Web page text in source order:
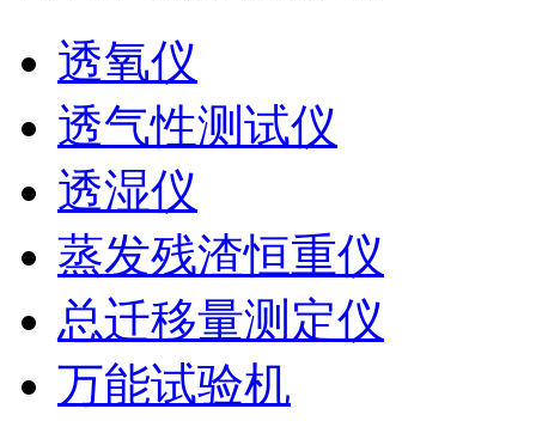
透氧仪
透气性测试仪
透湿仪
蒸发残渣恒重仪
总迁移量测定仪
万能试验机